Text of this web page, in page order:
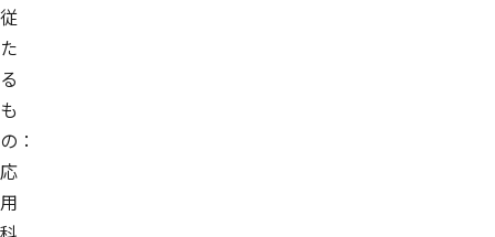
従
た
る
も
の：
応
用